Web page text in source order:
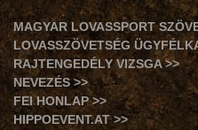
MAGYAR LOVASSPORT
LOVASSZÖVETSÉG
RAJTENGEDÉLY VIZSGA >>
NEVEZÉS >>
FEI HONLAP >>
HIPPOEVENT.AT >>